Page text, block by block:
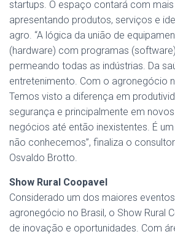
startups. O espaço contará com
apresentando produtos, serviços e
agro. “A lógica da união de
(hardware) com programas
permeando todas as indústrias. Da
entretenimento. Com o agronegócio
Temos visto a diferença em
segurança e principalmente em
negócios até então inexistentes. É
não conhecemos”, finaliza o
Osvaldo Brotto.
Show Rural Coopavel
Considerado um dos maiores
agronegócio no Brasil, o Show Rural
de inovação e oportunidades. Com